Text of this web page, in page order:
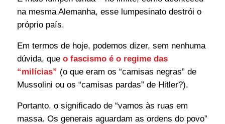
na mesma Alemanha, esse lumpesinato destrói o
próprio país.
Em termos de hoje, podemos dizer, sem nenhuma
dúvida, que o fascismo é o regime das
“milícias” (o que eram os “camisas negras” de
Mussolini ou os “camisas pardas” de Hitler?).
Portanto, o significado de “vamos às ruas em
massa. Os generais aguardam as ordens do povo”